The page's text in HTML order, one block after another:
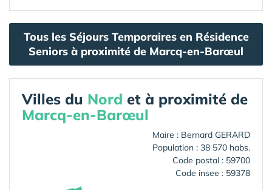
Tous les Séjours Temporaires en Résidence
Seniors à proximité de Marcq-en-Barœul
Villes du Nord et à proximité de
Marcq-en-Barœul
Maire : Bernard GERARD
Population : 38 570 habs.
Code postal : 59700
Code insee : 59378